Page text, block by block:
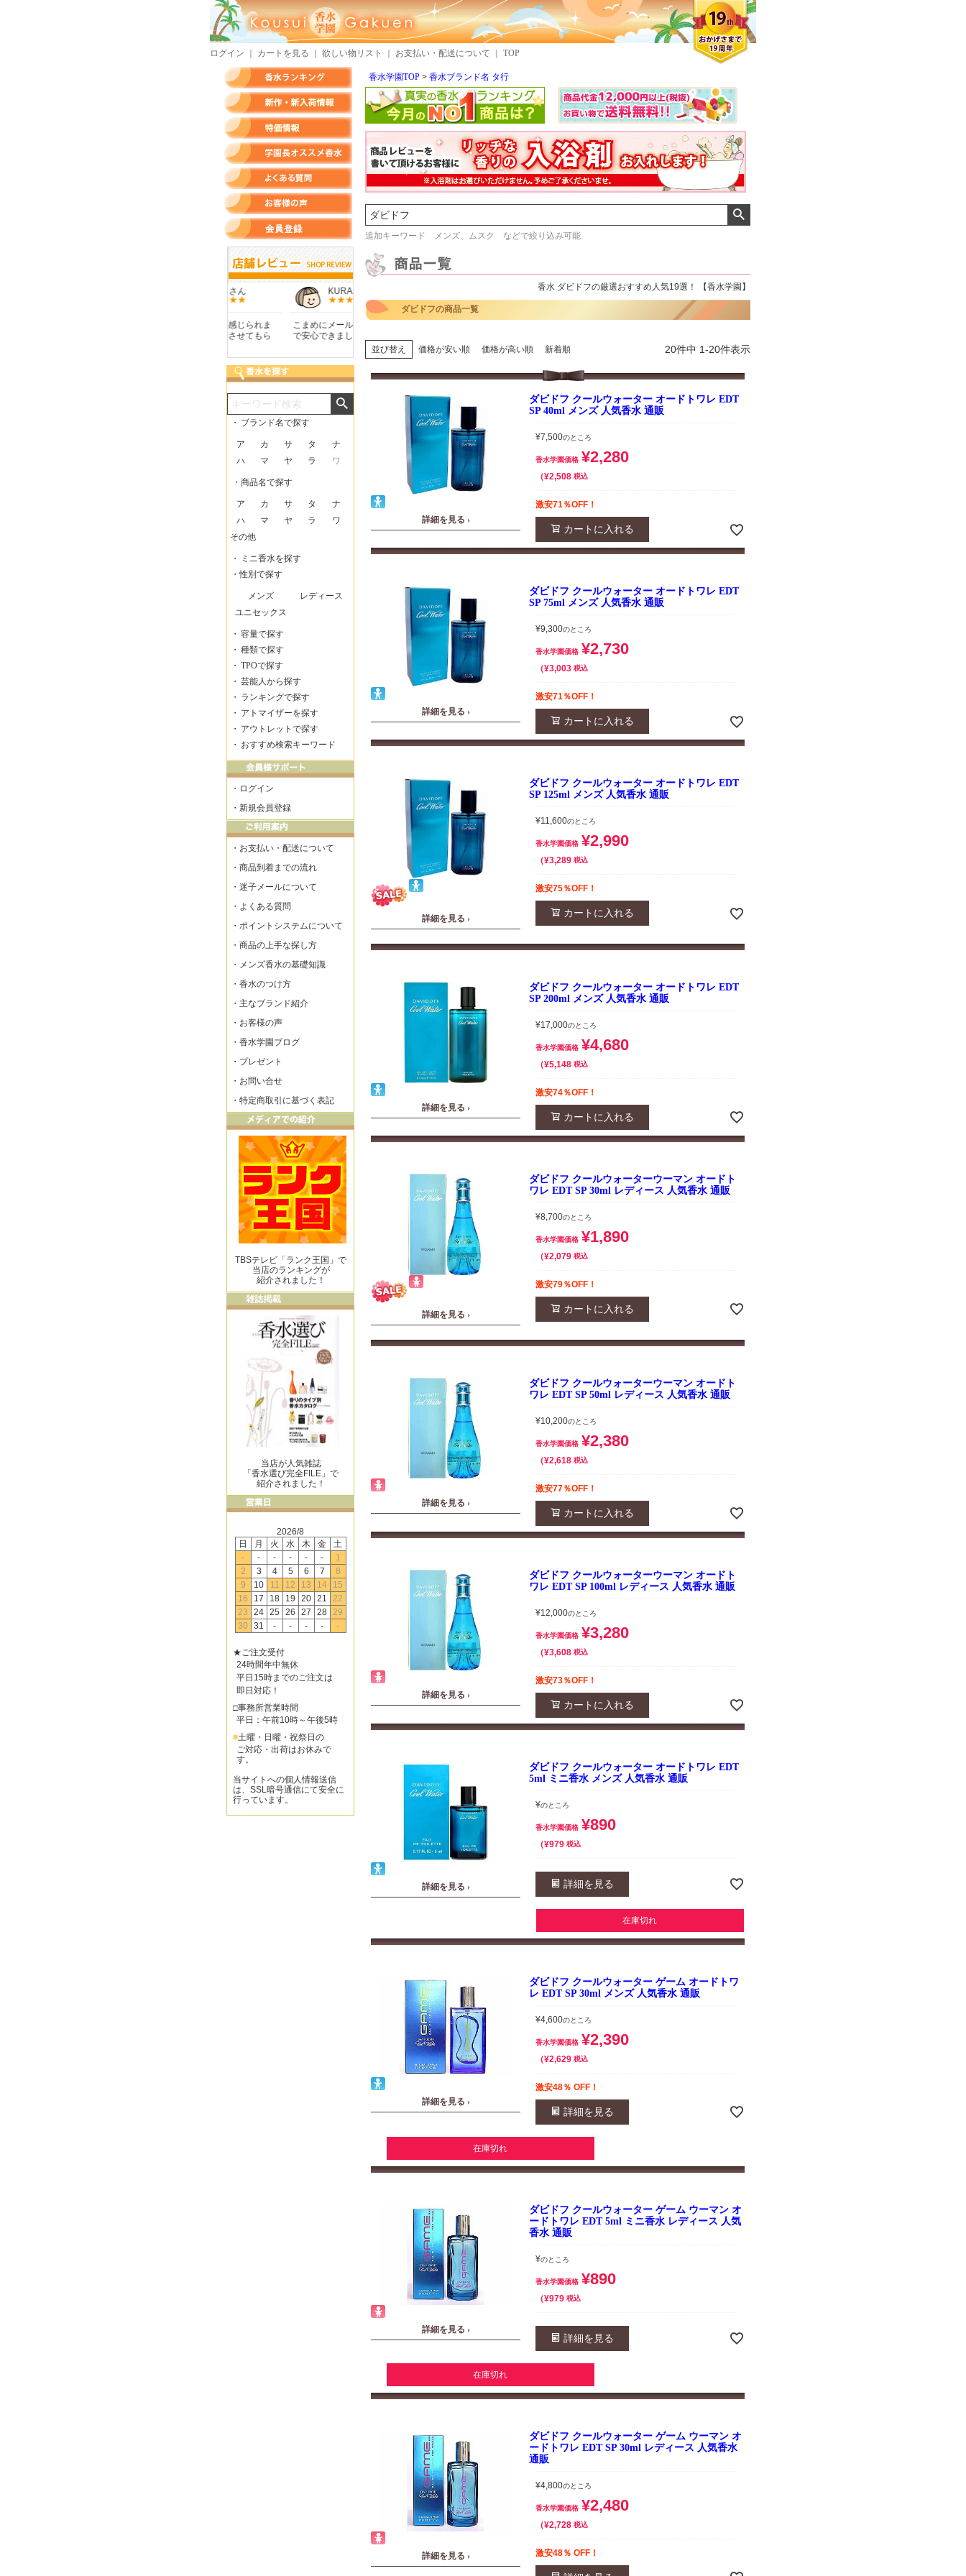
ログイン カートを見る 欲しい物リスト お支払い・配送について TOP
香水学園TOP 香水ブランド名 タ行
検索
追加キーワード メンズ、ムスク などで絞り込み可能
香水 ダビドフの厳選おすすめ人気19選！ 【香水学園】
ダビドフの商品一覧
並び替え 価格が安い順 価格が高い順 新着順 20件中 1-20件表示
詳細を見る ›
ダビドフ クールウォーター オードトワレ EDT
SP 40ml メンズ 人気香水 通販
¥7,500のところ
香水学園価格 ¥2,280
¥2,508 税込
激安71％OFF！
カートに入れる
詳細を見る ›
ダビドフ クールウォーター オードトワレ EDT
SP 75ml メンズ 人気香水 通販
¥9,300のところ
香水学園価格 ¥2,730
¥3,003 税込
激安71％OFF！
カートに入れる
詳細を見る ›
ダビドフ クールウォーター オードトワレ EDT
SP 125ml メンズ 人気香水 通販
¥11,600のところ
香水学園価格 ¥2,990
¥3,289 税込
激安75％OFF！
カートに入れる
詳細を見る ›
ダビドフ クールウォーター オードトワレ EDT
SP 200ml メンズ 人気香水 通販
¥17,000のところ
香水学園価格 ¥4,680
¥5,148 税込
激安74％OFF！
カートに入れる
詳細を見る ›
ダビドフ クールウォーターウーマン オードト
ワレ EDT SP 30ml レディース 人気香水 通販
¥8,700のところ
香水学園価格 ¥1,890
¥2,079 税込
激安79％OFF！
カートに入れる
詳細を見る ›
ダビドフ クールウォーターウーマン オードト
ワレ EDT SP 50ml レディース 人気香水 通販
¥10,200のところ
香水学園価格 ¥2,380
¥2,618 税込
激安77％OFF！
カートに入れる
詳細を見る ›
ダビドフ クールウォーターウーマン オードト
ワレ EDT SP 100ml レディース 人気香水 通販
¥12,000のところ
香水学園価格 ¥3,280
¥3,608 税込
激安73％OFF！
カートに入れる
詳細を見る ›
ダビドフ クールウォーター オードトワレ EDT
5ml ミニ香水 メンズ 人気香水 通販
¥のところ
香水学園価格 ¥890
¥979 税込
詳細を見る
在庫切れ
詳細を見る ›
ダビドフ クールウォーター ゲーム オードトワ
レ EDT SP 30ml メンズ 人気香水 通販
¥4,600のところ
香水学園価格 ¥2,390
¥2,629 税込
激安48％ OFF！
詳細を見る
在庫切れ
詳細を見る ›
ダビドフ クールウォーター ゲーム ウーマン オ
ードトワレ EDT 5ml ミニ香水 レディース 人気
香水 通販
¥のところ
香水学園価格 ¥890
¥979 税込
詳細を見る
在庫切れ
詳細を見る ›
ダビドフ クールウォーター ゲーム ウーマン オ
ードトワレ EDT SP 30ml レディース 人気香水
通販
¥4,800のところ
香水学園価格 ¥2,480
¥2,728 税込
激安48％ OFF！
KURAさん
こまめにメールを頂けたの
で安心できました。
もらいます！
MMさん
た。
クロエさん
ました！
・ ブランド名で探す
ア カ サ タ
ナ
ハ
マ ヤ ラ ワ
・商品名で探す
ア カ サ タ
ナ
ハ
マ ヤ ラ
ワ
その他
・
ミニ香水を探す
・性別で探す
メンズ
レディース
ユニセックス
・ 容量で探す
・ 種類で探す
・ TPOで探す
・ 芸能人から探す
・ ランキングで探す
・ アトマイザーを探す
・ アウトレットで探す
・ おすすめ検索キーワード
・ ログイン
・ 新規会員登録
・ お支払い・配送について
・ 商品到着までの流れ
・ 迷子メールについて
・ よくある質問
・ ポイントシステムについて
・ 商品の上手な探し方
・ メンズ香水の基礎知識
・ 香水のつけ方
・ 主なブランド紹介
・ お客様の声
・ 香水学園ブログ
・ プレゼント
・ お問い合せ
・ 特定商取引に基づく表記
TBSテレビ「ランク王国」で
当店のランキングが
紹介されました！
当店が人気雑誌
「香水選び完全FILE」で
紹介されました！
2026/8
日
月 火 水 木 金
土
-
- - - - -
1
2
3 4 5 6 7
8
9
10 11 12 13 14
15
16
17 18 19 20 21
22
23
24 25 26 27 28 29
30
31 - - - - -
★ご注文受付
24時間年中無休
平日15時までのご注文は
即日対応！
□事務所営業時間
平日：午前10時～午後5時
■土曜・日曜・祝祭日の
ご対応・出荷はお休みで
す。
当サイトへの個人情報送信
は、SSL暗号通信にて安全に
行っています。